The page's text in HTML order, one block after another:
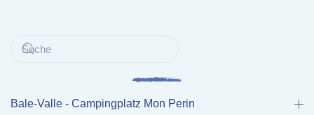
Bale-Valle - Campingplatz Mon Perin